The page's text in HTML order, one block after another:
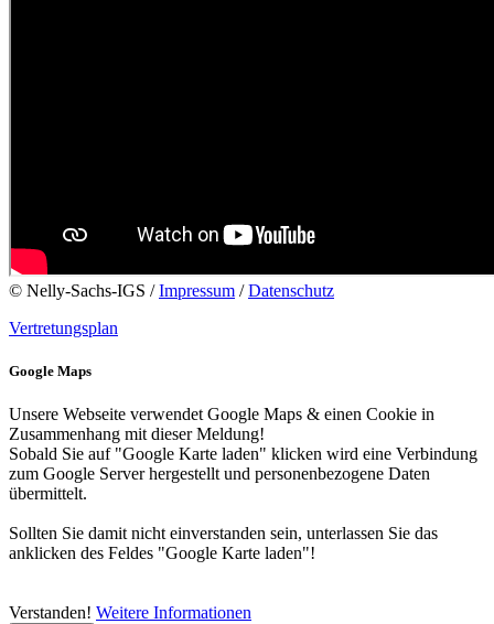
© Nelly-Sachs-IGS /Impressum /Datenschutz
Vertretungsplan
Google Maps
Unsere Webseite verwendet Google Maps & einen Cookie in
Zusammenhang mit dieser Meldung!
Sobald Sie auf "Google Karte laden" klicken wird eine Verbindung
zum Google Server hergestellt und personenbezogene Daten
übermittelt.
Sollten Sie damit nicht einverstanden sein, unterlassen Sie das
anklicken des Feldes "Google Karte laden"!
Verstanden! Weitere Informationen